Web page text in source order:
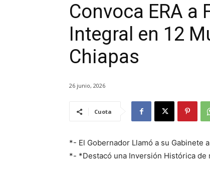
Convoca ERA a
Integral en 12
Chiapas
26 junio, 2026
Cuota
*- El Gobernador Llamó a su Gabinete
*- *Destacó una Inversión Histórica de